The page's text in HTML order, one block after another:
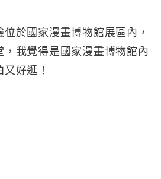
於國家漫畫博物館展區內，
，我覺得是國家漫畫博物館內
好逛！